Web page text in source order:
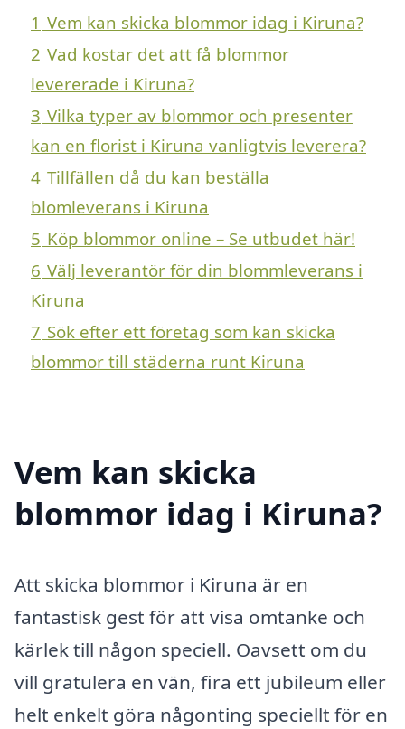
1 Vem kan skicka blommor idag i Kiruna?
2 Vad kostar det att få blommor
levererade i Kiruna?
3 Vilka typer av blommor och presenter
kan en florist i Kiruna vanligtvis leverera?
4 Tillfällen då du kan beställa
blomleverans i Kiruna
5 Köp blommor online – Se utbudet här!
6 Välj leverantör för din blommleverans i
Kiruna
7 Sök efter ett företag som kan skicka
blommor till städerna runt Kiruna
Vem kan skicka
blommor idag i Kiruna?
Att skicka blommor i Kiruna är en
fantastisk gest för att visa omtanke och
kärlek till någon speciell. Oavsett om du
vill gratulera en vän, fira ett jubileum eller
helt enkelt göra någonting speciellt för en